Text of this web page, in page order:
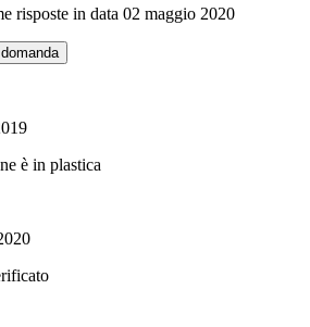
risposte in data 02 maggio 2020
è in plastica